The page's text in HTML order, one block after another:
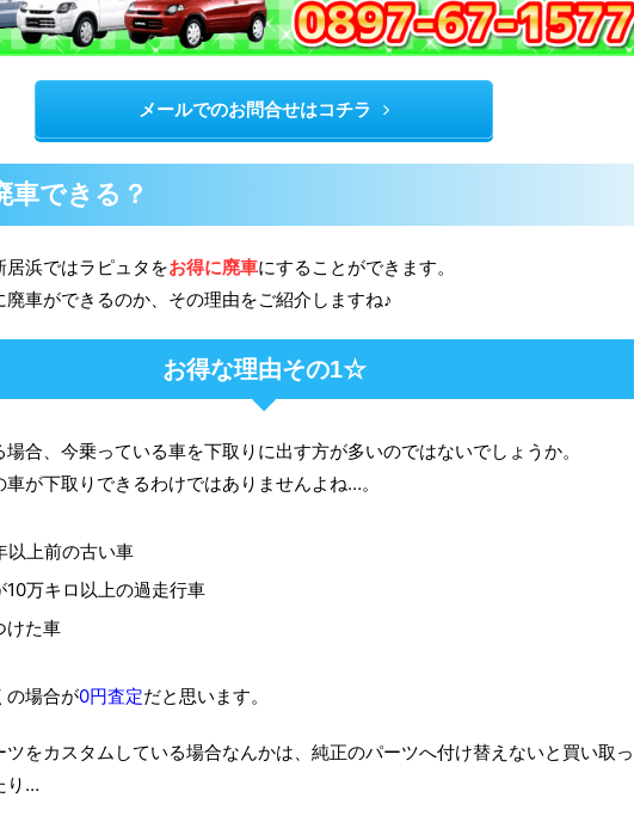
メールでのお問合せはコチラ
車できる？
居浜ではラピュタをお得に廃車にすることができます。
廃車ができるのか、その理由をご紹介しますね♪
お得な理由その1☆
合、今乗っている車を下取りに出す方が多いのではないでしょうか。
車が下取りできるわけではありませんよね…。
以上前の古い車
10万キロ以上の過走行車
けた車
の場合が0円査定だと思います。
ツをカスタムしている場合なんかは、純正のパーツへ付け替えないと買い取っ
り…